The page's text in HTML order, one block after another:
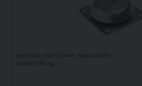
silentblok 168x51,5mm. Max.statické
zatížení 500 kg.